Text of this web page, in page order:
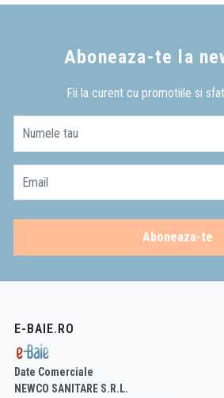
Aboneaza-te la
Fii la curent cu promotiile si
Numele tau
Email
Aboneaza-te
E-BAIE.RO
Date Comerciale
NEWCO SANITARE S.R.L.